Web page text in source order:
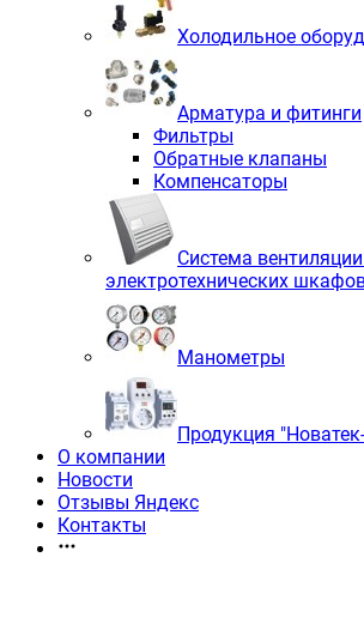
Холодильное
Арматура и фитинги
Фильтры
Обратные клапаны
Компенсаторы
Система
электротехнических
Манометры
Продукция
О компании
Новости
Отзывы Яндекс
Контакты